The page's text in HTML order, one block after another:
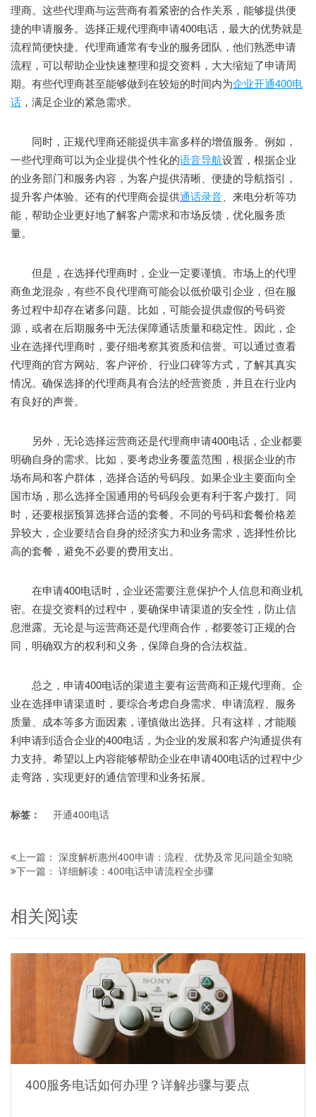
理商。这些代理商与运营商有着紧密的合作关系，能够提供便
捷的申请服务。选择正规代理商申请400电话，最大的优势就是
流程简便快捷。代理商通常有专业的服务团队，他们熟悉申请
流程，可以帮助企业快速整理和提交资料，大大缩短了申请周
期。有些代理商甚至能够做到在较短的时间内为企业开通400电
话 ，满足企业的紧急需求。
同时，正规代理商还能提供丰富多样的增值服务。例如，
一些代理商可以为企业提供个性化的语音导航设置，根据企业
的业务部门和服务内容，为客户提供清晰、便捷的导航指引，
提升客户体验。还有的代理商会提供通话录音、来电分析等功
能，帮助企业更好地了解客户需求和市场反馈，优化服务质
量。
但是，在选择代理商时，企业一定要谨慎。市场上的代理
商鱼龙混杂，有些不良代理商可能会以低价吸引企业，但在服
务过程中却存在诸多问题。比如，可能会提供虚假的号码资
源，或者在后期服务中无法保障通话质量和稳定性。因此，企
业在选择代理商时，要仔细考察其资质和信誉。可以通过查看
代理商的官方网站、客户评价、行业口碑等方式，了解其真实
情况。确保选择的代理商具有合法的经营资质，并且在行业内
有良好的声誉。
另外，无论选择运营商还是代理商申请400电话，企业都要
明确自身的需求。比如，要考虑业务覆盖范围，根据企业的市
场布局和客户群体，选择合适的号码段。如果企业主要面向全
国市场，那么选择全国通用的号码段会更有利于客户拨打。同
时，还要根据预算选择合适的套餐。不同的号码和套餐价格差
异较大，企业要结合自身的经济实力和业务需求，选择性价比
高的套餐，避免不必要的费用支出。
在申请400电话时，企业还需要注意保护个人信息和商业机
密。在提交资料的过程中，要确保申请渠道的安全性，防止信
息泄露。无论是与运营商还是代理商合作，都要签订正规的合
同，明确双方的权利和义务，保障自身的合法权益。
总之，申请400电话的渠道主要有运营商和正规代理商。企
业在选择申请渠道时，要综合考虑自身需求、申请流程、服务
质量、成本等多方面因素，谨慎做出选择。只有这样，才能顺
利申请到适合企业的400电话，为企业的发展和客户沟通提供有
力支持。希望以上内容能够帮助企业在申请400电话的过程中少
走弯路，实现更好的通信管理和业务拓展。
标签： 开通400电话
上一篇： 深度解析惠州400申请：流程、优势及常见问题全知晓
下一篇： 详细解读：400电话申请流程全步骤
相关阅读
400服务电话如何办理？详解步骤与要点